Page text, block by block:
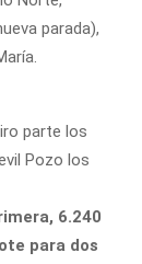
parada),
parte los
Pozo los
6.240
para dos